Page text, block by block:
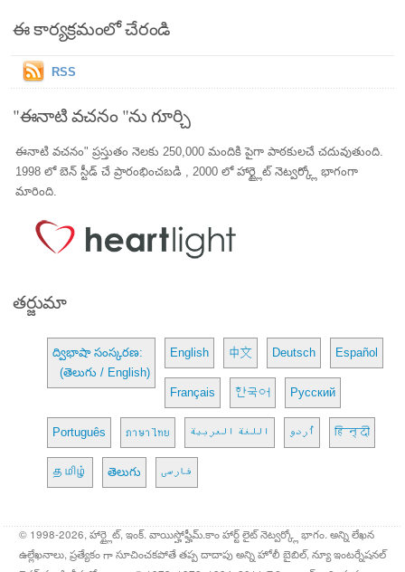
ఈ కార్యక్రమంలో చేరండి
RSS
"ఈనాటి వచనం "ను గూర్చి
ఈనాటి వచనం" ప్రస్తుతం నెలకు 250,000 మందికి పైగా పాఠకులచే చదువుతుంది.
1998 లో బెన్ స్టీడ్ చే ప్రారంభించబడి , 2000 లో హార్ట్లైట్ నెట్వర్క్లో భాగంగా
మారింది.
తర్జుమా
ద్విభాషా సంస్కరణ:
(తెలుగు / English)
English 中文 Deutsch Español
Français 한국어 Русский
Português ภาษาไทย اللغة العربية اُردو हिन्दी
தமிழ் తెలుగు فارسی
© 1998-2026, హార్ట్లైట్, ఇంక్. వాయిస్హోఫ్హీమ్.కాం హార్ట్ లైట్ నెట్వర్క్లో భాగం. అన్ని లేఖన
ఉల్లేఖనాలు, ప్రత్యేకం గా సూచించకపోతే తప్ప దాదాపు అన్ని హోలీ బైబిల్, న్యూ ఇంటర్నేషనల్